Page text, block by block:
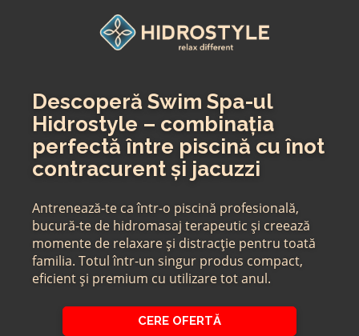
Descoperă Swim Spa-ul
Hidrostyle – combinația
perfectă între piscină cu înot
contracurent și jacuzzi
Antrenează-te ca într-o piscină profesională,
bucură-te de hidromasaj terapeutic și creează
momente de relaxare și distracție pentru toată
familia. Totul într-un singur produs compact,
eficient și premium cu utilizare tot anul.
CERE OFERTĂ